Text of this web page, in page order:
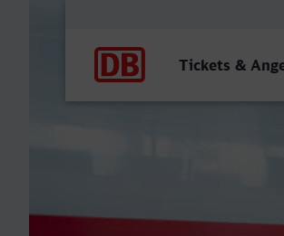
Tickets &
St Augustin Ort